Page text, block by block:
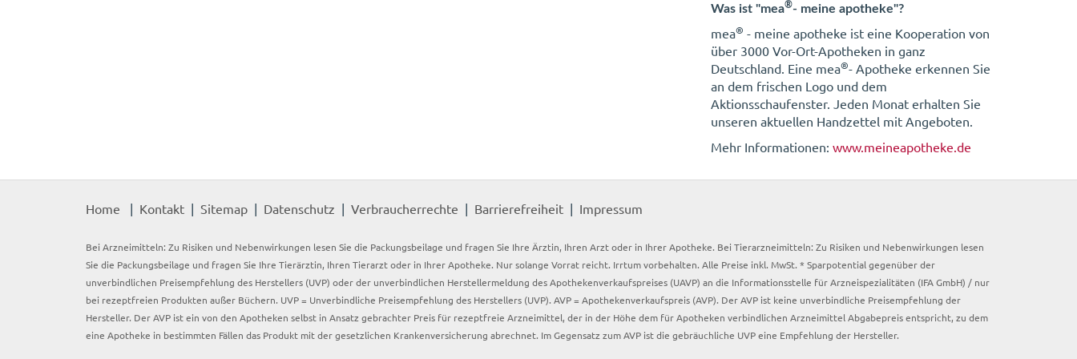
Was ist "mea®- meine apotheke"?
mea® - meine apotheke ist eine Kooperation von
über 3000 Vor-Ort-Apotheken in ganz
Deutschland. Eine mea®- Apotheke erkennen Sie
an dem frischen Logo und dem
Aktionsschaufenster. Jeden Monat erhalten Sie
unseren aktuellen Handzettel mit Angeboten.
Mehr Informationen: www.meineapotheke.de
Home Kontakt Sitemap Datenschutz Verbraucherrechte Barrierefreiheit Impressum
Bei Arzneimitteln: Zu Risiken und Nebenwirkungen lesen Sie die Packungsbeilage und fragen Sie Ihre Ärztin, Ihren Arzt oder in Ihrer Apotheke. Bei Tierarzneimitteln: Zu Risiken und Nebenwirkungen lesen
Sie die Packungsbeilage und fragen Sie Ihre Tierärztin, Ihren Tierarzt oder in Ihrer Apotheke. Nur solange Vorrat reicht. Irrtum vorbehalten. Alle Preise inkl. MwSt. * Sparpotential gegenüber der
unverbindlichen Preisempfehlung des Herstellers (UVP) oder der unverbindlichen Herstellermeldung des Apothekenverkaufspreises (UAVP) an die Informationsstelle für Arzneispezialitäten (IFA GmbH) / nur
bei rezeptfreien Produkten außer Büchern. UVP = Unverbindliche Preisempfehlung des Herstellers (UVP). AVP = Apothekenverkaufspreis (AVP). Der AVP ist keine unverbindliche Preisempfehlung der
Hersteller. Der AVP ist ein von den Apotheken selbst in Ansatz gebrachter Preis für rezeptfreie Arzneimittel, der in der Höhe dem für Apotheken verbindlichen Arzneimittel Abgabepreis entspricht, zu dem
eine Apotheke in bestimmten Fällen das Produkt mit der gesetzlichen Krankenversicherung abrechnet. Im Gegensatz zum AVP ist die gebräuchliche UVP eine Empfehlung der Hersteller.